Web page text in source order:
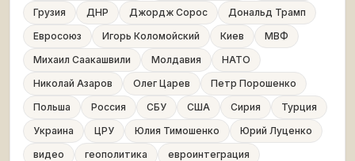
Грузия
ДНР Джордж Сорос
Дональд Трамп
Евросоюз
Игорь Коломойский Киев
МВФ
Михаил Саакашвили
Молдавия
НАТО
Николай Азаров
Олег Царев
Петр Порошенко
Польша
Россия СБУ США Сирия
Турция
Украина
ЦРУ Юлия Тимошенко
Юрий Луценко
видео
геополитика
евроинтеграция